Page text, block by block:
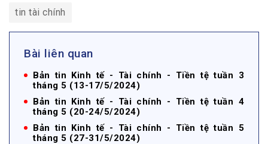
tin tài chính
Bài liên quan
Bản tin Kinh tế - Tài chính - Tiền tệ tuần 3
tháng 5 (13-17/5/2024)
Bản tin Kinh tế - Tài chính - Tiền tệ tuần 4
tháng 5 (20-24/5/2024)
Bản tin Kinh tế - Tài chính - Tiền tệ tuần 5
tháng 5 (27-31/5/2024)